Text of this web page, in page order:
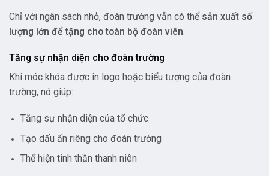
Chỉ với ngân sách nhỏ, đoàn trường vẫn có thể sản xuất số
lượng lớn để tặng cho toàn bộ đoàn viên.
Tăng sự nhận diện cho đoàn trường
Khi móc khóa được in logo hoặc biểu tượng của đoàn
trường, nó giúp:
Tăng sự nhận diện của tổ chức
Tạo dấu ấn riêng cho đoàn trường
Thể hiện tinh thần thanh niên